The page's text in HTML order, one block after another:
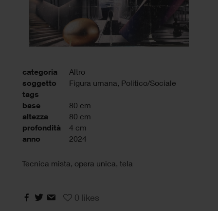
categoria Altro
soggetto Figura umana, Politico/Sociale
tags
base
80 cm
altezza 80 cm
profondità 4 cm
anno 2024
Tecnica mista, opera unica, tela
0 likes